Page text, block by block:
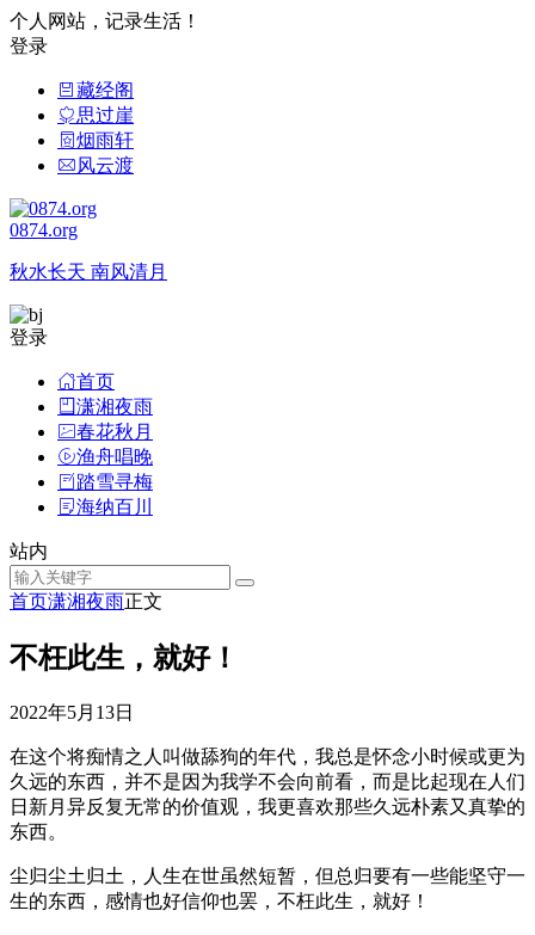
个人网站，记录生活！
登录
藏经阁
思过崖
烟雨轩
风云渡
0874.org
秋水长天 南风清月
登录
首页
潇湘夜雨
春花秋月
渔舟唱晚
踏雪寻梅
海纳百川
站内
首页潇湘夜雨正文
不枉此生，就好！
2022年5月13日
在这个将痴情之人叫做舔狗的年代，我总是怀念小时候或更为
久远的东西，并不是因为我学不会向前看，而是比起现在人们
日新月异反复无常的价值观，我更喜欢那些久远朴素又真挚的
东西。
尘归尘土归土，人生在世虽然短暂，但总归要有一些能坚守一
生的东西，感情也好信仰也罢，不枉此生，就好！